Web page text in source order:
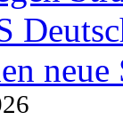
neue